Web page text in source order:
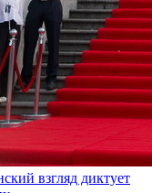
взгляд диктует